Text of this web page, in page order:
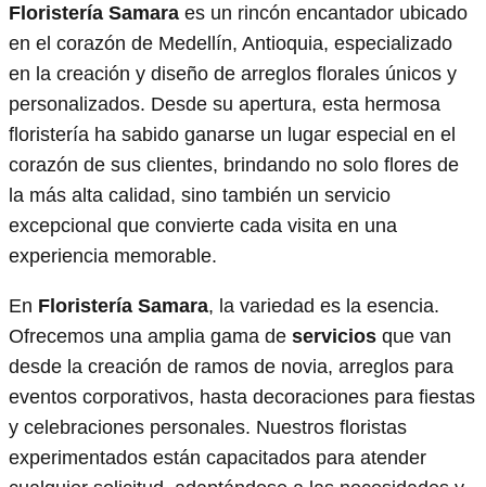
Floristería Samara es un rincón encantador ubicado
en el corazón de Medellín, Antioquia, especializado
en la creación y diseño de arreglos florales únicos y
personalizados. Desde su apertura, esta hermosa
floristería ha sabido ganarse un lugar especial en el
corazón de sus clientes, brindando no solo flores de
la más alta calidad, sino también un servicio
excepcional que convierte cada visita en una
experiencia memorable.
En Floristería Samara, la variedad es la esencia.
Ofrecemos una amplia gama de servicios que van
desde la creación de ramos de novia, arreglos para
eventos corporativos, hasta decoraciones para fiestas
y celebraciones personales. Nuestros floristas
experimentados están capacitados para atender